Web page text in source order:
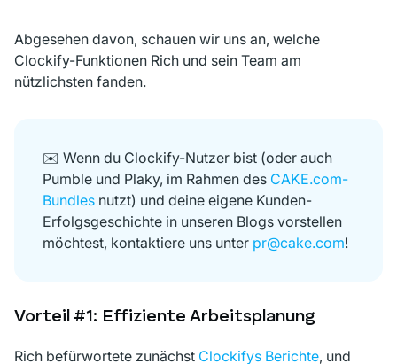
Abgesehen davon, schauen wir uns an, welche
Clockify-Funktionen Rich und sein Team am
nützlichsten fanden.
✉️ Wenn du Clockify-Nutzer bist (oder auch
Pumble und Plaky, im Rahmen des CAKE.com-
Bundles nutzt) und deine eigene Kunden-
Erfolgsgeschichte in unseren Blogs vorstellen
möchtest, kontaktiere uns unter pr@cake.com!
Vorteil #1: Effiziente Arbeitsplanung
Rich befürwortete zunächst Clockifys Berichte, und